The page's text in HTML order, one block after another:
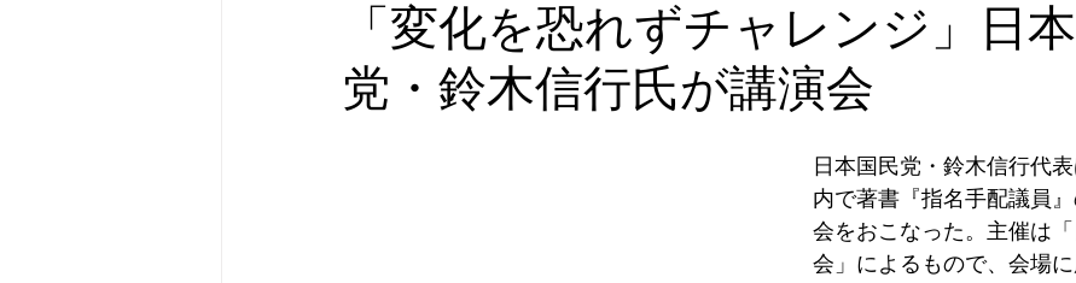
「変化を恐れずチャレンジ」日
党・鈴木信行氏が講演会
日本国民党・鈴木信行代
内で著書『指名手配議員
会をおこなった。主催は
会」によるもので、会場